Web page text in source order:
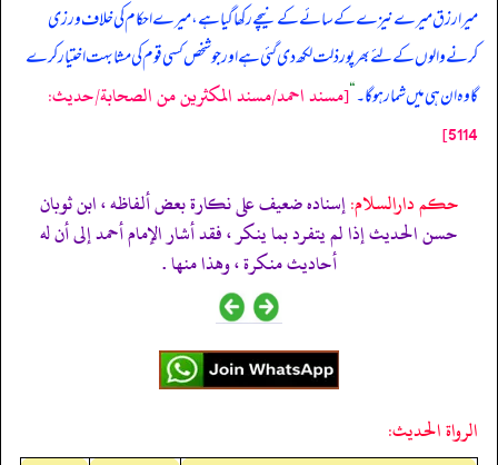
میرا رزق میرے نیزے کے سائے کے نیچے رکھا گیا ہے، میرے احکام کی خلاف ورزی
کرنے والوں کے لئے بھرپور ذلت لکھ دی گئی ہے اور جو شخص کسی قوم کی مشابہت اختیار کرے
گا وہ ان ہی میں شمار ہو گا۔“[مسند احمد/مسند المكثرين من الصحابة/حدیث:
5114]
حکم دارالسلام:إسناده ضعيف على نكارة بعض ألفاظه ، ابن ثوبان
حسن الحديث إذا لم يتفرد بما ينكر ، فقد أشار الإمام أحمد إلى أن له
أحاديث منكرة ، وهذا منها .
الرواة الحديث: